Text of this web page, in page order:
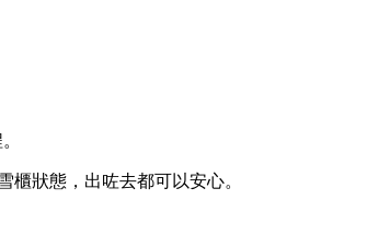
狀態，出咗去都可以安心。